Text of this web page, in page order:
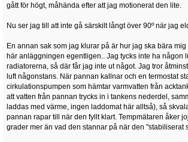
gått för högt, måhända efter att jag motionerat den lite.
Nu ser jag till att inte gå särskilt långt över 90º när jag
En annan sak som jag klurar på är hur jag ska bära mig
här anläggningen egentligen.. Jag tycks inte ha någon
radiatorerna, så där får jag inte ut något. Jag tror
luft någonstans. När pannan kallnar och en termostat
cirkulationspumpen som hämtar varmvatten från
att vatten från pannan trycks in i tankens nederdel,
laddas med värme, ingen laddomat här alltså), så
pannan rapar till när den fyllt klart. Tempmätaren åker
grader mer än vad den stannar på när den "stabiliserat